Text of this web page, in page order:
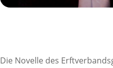
Die Novelle des